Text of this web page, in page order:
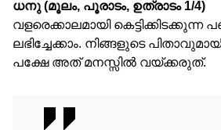
ധനു (മൂലം, പൂരാടം, ഉത്രാടം 1/4)
വളരെക്കാലമായി
ലഭിച്ചേക്കാം. നിങ്ങളുടെ
പക്ഷേ അത് മനസ്സിൽ വയ്ക്കരുത്.